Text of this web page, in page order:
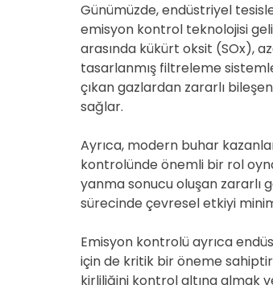
Günümüzde, endüstriyel
emisyon kontrol teknolojisi
arasında kükürt oksit (SOx),
tasarlanmış filtreleme
çıkan gazlardan zararlı
sağlar.
Ayrıca, modern buhar
kontrolünde önemli bir rol
yanma sonucu oluşan zararlı
sürecinde çevresel etkiyi
Emisyon kontrolü ayrıca
için de kritik bir öneme
kirliliğini kontrol altına almak